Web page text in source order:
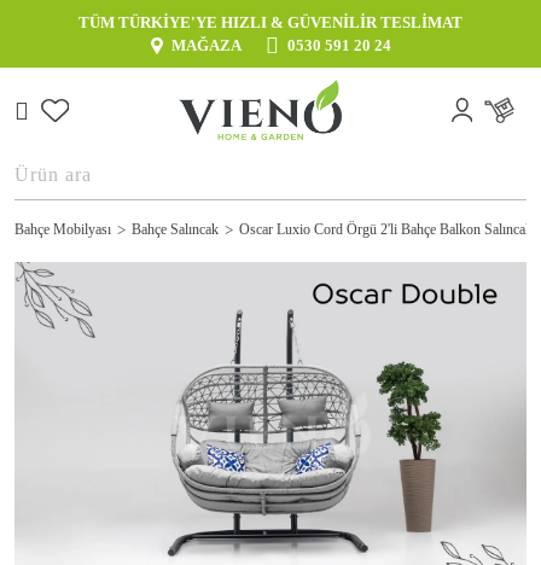
TÜM TÜRKİYE'YE HIZLI & GÜVENİLİR TESLİMAT
MAĞAZA
0530 591 20 24
Bahçe Mobilyası Bahçe Salıncak Oscar Luxio Cord Örgü 2'li Bahçe Balkon Salıncak